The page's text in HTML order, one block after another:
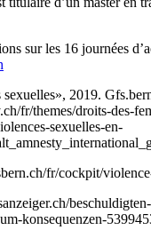
sur les 16 journées
2019.
fr/themes/droits-des-
sexuelles-en-
fr/cockpit/
konsequenzen-